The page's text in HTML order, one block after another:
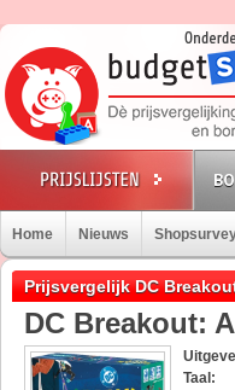
Home Nieuws
Prijsvergelijk DC
DC Breakout:
Taal: